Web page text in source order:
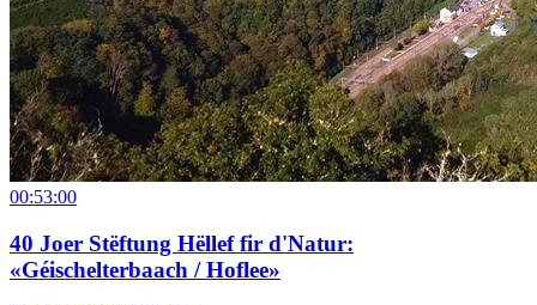
00:53:00
40 Joer Stëftung Hëllef fir d'Natur:
«Géischelterbaach / Hoflee»